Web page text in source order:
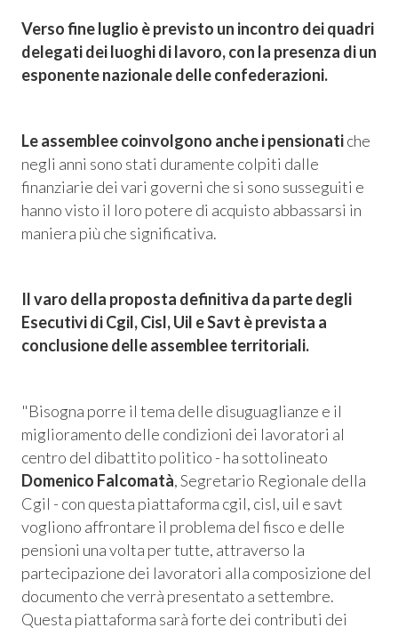
Verso fine luglio è previsto un incontro dei quadri
delegati dei luoghi di lavoro, con la presenza di un
esponente nazionale delle confederazioni.
Le assemblee coinvolgono anche i pensionatiche
negli anni sono stati duramente colpiti dalle
finanziarie dei vari governi che si sono susseguiti e
hanno visto il loro potere di acquisto abbassarsi in
maniera più che significativa.
Il varo della proposta definitiva da parte degli
Esecutivi di Cgil, Cisl, Uil e Savt è prevista a
conclusione delle assemblee territoriali.
"Bisogna porre il tema delle disuguaglianze e il
miglioramento delle condizioni dei lavoratori al
centro del dibattito politico - ha sottolineato
Domenico Falcomatà, Segretario Regionale della
Cgil - con questa piattaforma cgil, cisl, uil e savt
vogliono affrontare il problema del fisco e delle
pensioni una volta per tutte, attraverso la
partecipazione dei lavoratori alla composizione del
documento che verrà presentato a settembre.
Questa piattaforma sarà forte dei contributi dei